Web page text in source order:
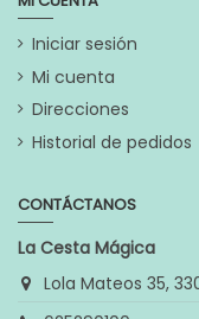
Iniciar sesión
Mi cuenta
Direcciones
Historial de pedidos
CONTÁCTANOS
La Cesta Mágica
Lola Mateos 35,